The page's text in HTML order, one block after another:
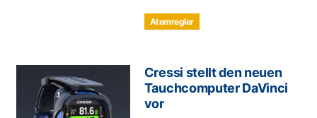
Atemregler
Cressi stellt den neuen
Tauchcomputer DaVinci
vor